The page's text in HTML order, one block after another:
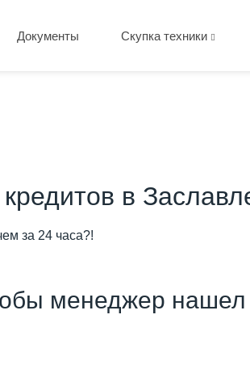
Документы Скупка техники
в
за 24 часа?!
менеджер